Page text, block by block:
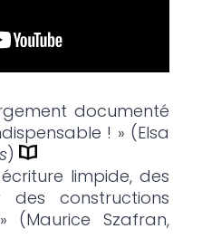
documenté
! » (Elsa
)
limpide, des
constructions
(Maurice Szafran,